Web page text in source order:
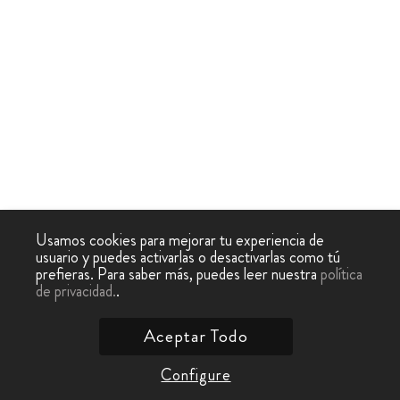
Usamos cookies para mejorar tu experiencia de
usuario y puedes activarlas o desactivarlas como tú
prefieras. Para saber más, puedes leer nuestrapolítica
de privacidad..
Configure
Aceptar Todo